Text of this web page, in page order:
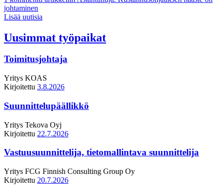
johtaminen
Lisää uutisia
Uusimmat työpaikat
Toimitusjohtaja
Yritys KOAS
Kirjoitettu 3.8.2026
Suunnittelupäällikkö
Yritys Tekova Oyj
Kirjoitettu 22.7.2026
Vastuusuunnittelija, tietomallintava suunnittelija
Yritys FCG Finnish Consulting Group Oy
Kirjoitettu 20.7.2026